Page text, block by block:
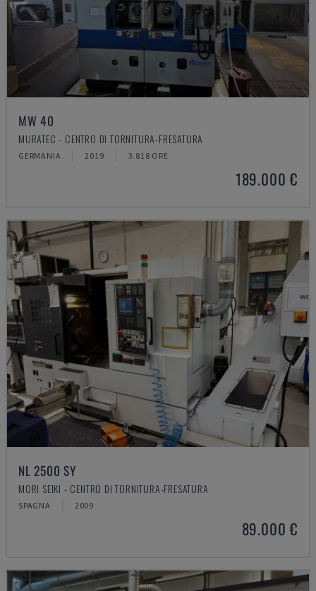
MW 40
MURATEC - CENTRO DI TORNITURA-FRESATURA
GERMANIA 2019 3.818 ORE
189.000 €
NL 2500 SY
MORI SEIKI - CENTRO DI TORNITURA-FRESATURA
SPAGNA 2009
89.000 €